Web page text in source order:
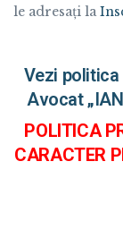
le adresați la
Vezi politica
Avocat
POLITICA
CARACTER